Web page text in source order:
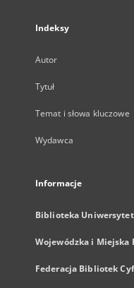
Indeksy
Autor
Tytuł
Temat i słowa kluczowe
Wydawca
Informacje
Biblioteka
Wojewódzka i
Federacja Bibliotek